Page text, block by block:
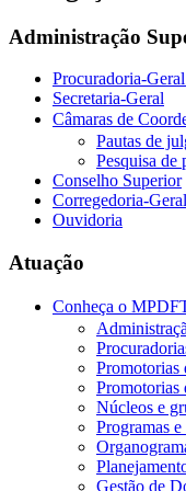
screen
help
navigate
interact
content.
Administração
Procuradoria-
Secretaria-Geral
Câmaras de
Pautas de
Pesquisa de
Conselho Superior
Corregedoria-Geral
Ouvidoria
Atuação
Conheça o
Promotorias
Promotorias
Núcleos e
Programas
Gestão de